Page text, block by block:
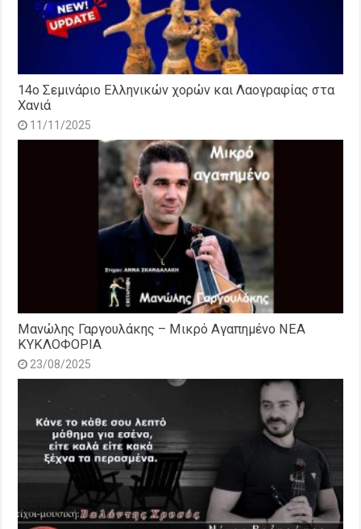
14o Σεμινάριο Ελληνικών χορών και Λαογραφίας στα
Χανιά
11/11/2025
Μανώλης Γαργουλάκης – Μικρό Αγαπημένο NEΑ
ΚΥΚΛΟΦΟΡΙΑ
23/08/2025